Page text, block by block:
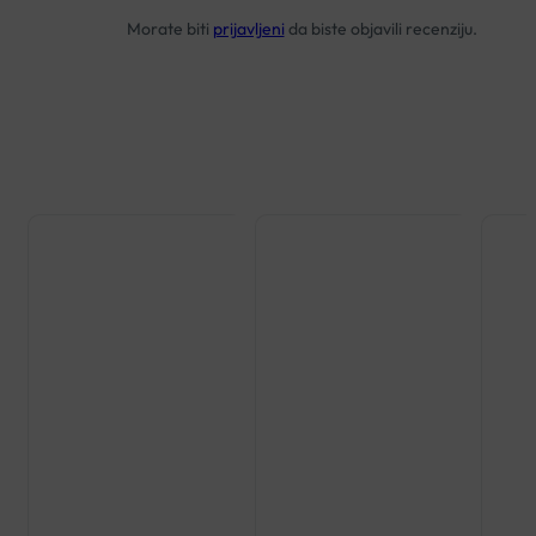
Morate biti prijavljeni da biste objavili recenziju.